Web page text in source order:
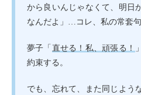
から良いんじゃなくて、明日
なんだよ」…コレ、私の常套句
夢子「 直せる！私、頑張る！
約束する。
でも、忘れて、また同じよう